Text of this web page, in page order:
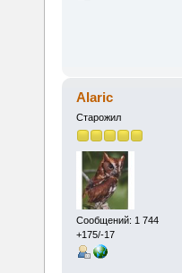
Alaric
Старожил
Сообщений: 1 744
+175/-17